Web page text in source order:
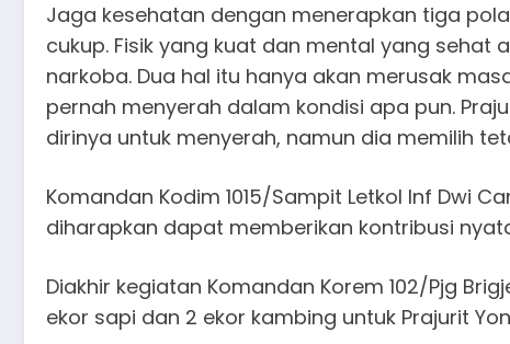
Jaga kesehatan dengan menerapkan tiga
cukup. Fisik yang kuat dan mental yang
narkoba. Dua hal itu hanya akan merusak
pernah menyerah dalam kondisi apa pun.
dirinya untuk menyerah, namun dia memilih
Komandan Kodim 1015/Sampit Letkol Inf Dwi
diharapkan dapat memberikan kontribusi
Diakhir kegiatan Komandan Korem 102/Pjg
ekor sapi dan 2 ekor kambing untuk Prajurit